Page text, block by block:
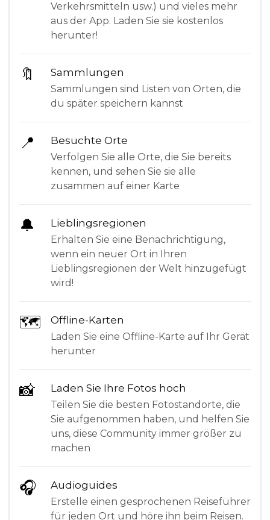
Verkehrsmitteln usw.) und vieles mehr
aus der App. Laden Sie sie kostenlos
herunter!
🔖 Sammlungen
Sammlungen sind Listen von Orten, die
du später speichern kannst
📍 Besuchte Orte
Verfolgen Sie alle Orte, die Sie bereits
kennen, und sehen Sie sie alle
zusammen auf einer Karte
🔔 Lieblingsregionen
Erhalten Sie eine Benachrichtigung,
wenn ein neuer Ort in Ihren
Lieblingsregionen der Welt hinzugefügt
wird!
🗺 Offline-Karten
Laden Sie eine Offline-Karte auf Ihr Gerät
herunter
📸 Laden Sie Ihre Fotos hoch
Teilen Sie die besten Fotostandorte, die
Sie aufgenommen haben, und helfen Sie
uns, diese Community immer größer zu
machen
🎧 Audioguides
Erstelle einen gesprochenen Reiseführer
für jeden Ort und höre ihn beim Reisen.